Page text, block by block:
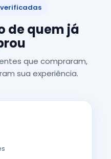
de quem já
que compraram,
sua experiência.